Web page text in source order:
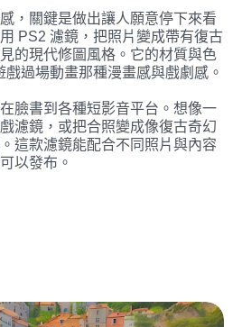
，關鍵是做出讓人願意停下來看
PS2 濾鏡，把照片變成帶有復古
的現代修圖風格。它的材質與色
過場動畫那種漫畫感與戲劇感。
臉書到各種短影音平台。想像一
濾鏡，或把合照變成像復古奇幻
這款濾鏡能配合不同照片與內容
以發布。